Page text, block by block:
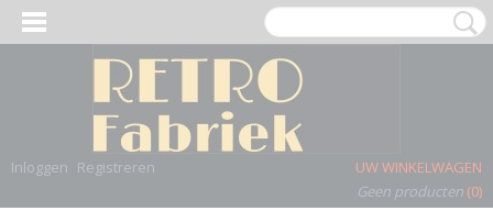
Inloggen Registreren
UW WINKELWAGEN
Geen producten (0)